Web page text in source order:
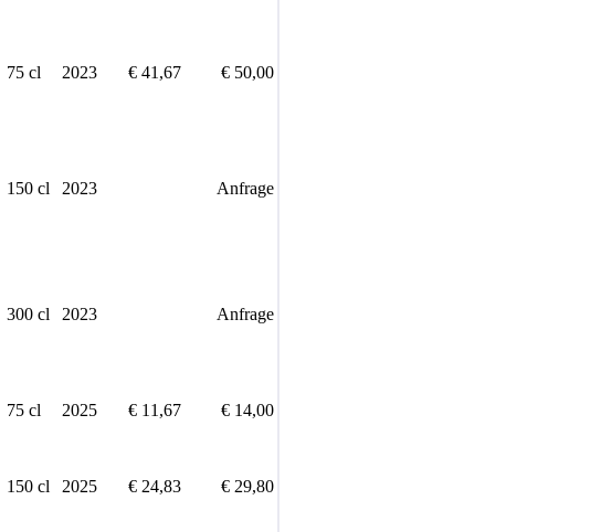
75 cl 2023 € 41,67 € 50,00
150 cl 2023 Anfrage
300 cl 2023 Anfrage
75 cl 2025 € 11,67 € 14,00
150 cl 2025 € 24,83 € 29,80